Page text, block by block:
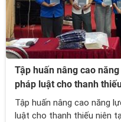
Tập huấn nâng cao
pháp luật cho thanh
Tập huấn nâng cao năng
luật cho thanh thiếu niên